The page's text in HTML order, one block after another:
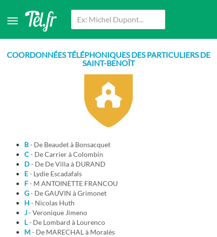
COORDONNÉES TÉLÉPHONIQUES DES PARTICULIERS DE
SAINT-BENOÎT
B
- De Beaudet à Bonsacquet
C
- De Carrier à Colombin
D
- De De Villa à DURAND
E
- Lydie Escadafals
F
- M ANTOINETTE FRANCOU
G
- De GAUVIN à Grimonet
H
- Nicolas Huth
J
- Veronique Jimeno
L
- De Lombard à Lourenco
M
- De MARECHAL à Moralès